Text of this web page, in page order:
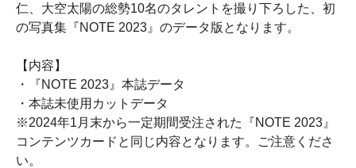
仁、大空太陽の総勢10名のタレントを撮り下ろした、初
の写真集『NOTE 2023』のデータ版となります。
【内容】
・『NOTE 2023』本誌データ
・本誌未使用カットデータ
※2024年1月末から一定期間受注された『NOTE 2023』
コンテンツカードと同じ内容となります。ご注意くださ
い。